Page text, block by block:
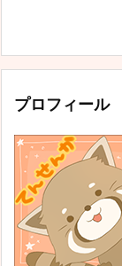
プロフィール